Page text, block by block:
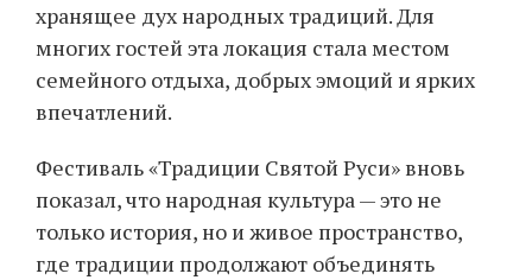
хранящее дух народных традиций. Для
многих гостей эта локация стала местом
семейного отдыха, добрых эмоций и ярких
впечатлений.
Фестиваль «Традиции Святой Руси» вновь
показал, что народная культура — это не
только история, но и живое пространство,
где традиции продолжают объединять